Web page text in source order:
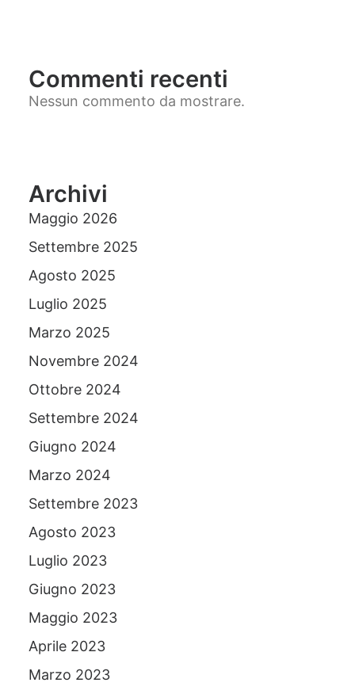
Commenti recenti
Nessun commento da mostrare.
Archivi
Maggio 2026
Settembre 2025
Agosto 2025
Luglio 2025
Marzo 2025
Novembre 2024
Ottobre 2024
Settembre 2024
Giugno 2024
Marzo 2024
Settembre 2023
Agosto 2023
Luglio 2023
Giugno 2023
Maggio 2023
Aprile 2023
Marzo 2023